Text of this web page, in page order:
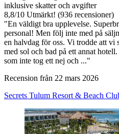
inklusive skatter och avgifter
8,8/10 Utmärkt! (936 recensioner)
"En väldigt bra upplevelse.
personal! Men följ inte med på
en halvdag för oss. Vi trodde att
med sol och bad på ett annat
som inte tog ett nej och ..."
Recension från 22 mars 2026
Secrets Tulum Resort & Beach